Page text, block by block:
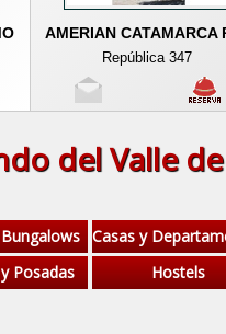
AMERIAN CATAMARCA
República 347
del Valle de
Casas y
Posadas
Hostels